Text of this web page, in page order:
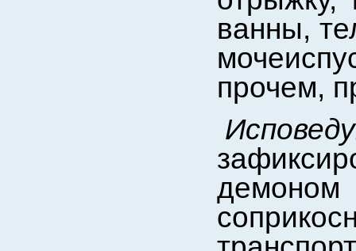
ванны,
прочем,
демоном